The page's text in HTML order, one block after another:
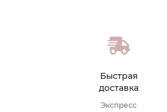
Быстрая
доставка
Экспресс